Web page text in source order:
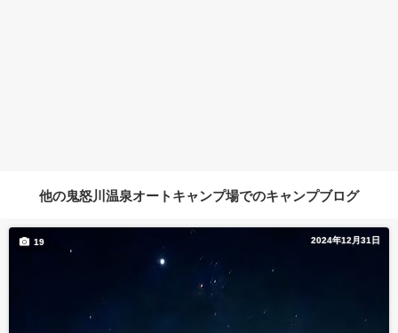
他の鬼怒川温泉オートキャンプ場でのキャンプブログ
2024年12月31日
19